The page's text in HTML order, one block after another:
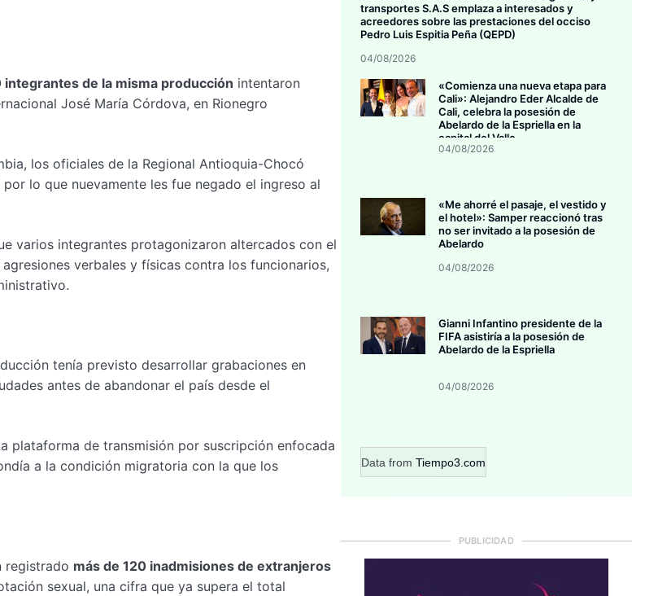
integrantes de la misma producción intentaron
José María Córdova, en Rionegro
los oficiales de la Regional Antioquia-Chocó
lo que nuevamente les fue negado el ingreso al
varios integrantes protagonizaron altercados con el
verbales y físicas contra los funcionarios,
tenía previsto desarrollar grabaciones en
antes de abandonar el país desde el
plataforma de transmisión por suscripción enfocada
a la condición migratoria con la que los
registrado más de 120 inadmisiones de extranjeros
sexual, una cifra que ya supera el total
transportes S.A.S emplaza a interesados y
acreedores sobre las prestaciones del occiso
Pedro Luis Espitia Peña (QEPD)
04/08/2026
«Comienza una nueva etapa para
Cali»: Alejandro Eder Alcalde de
Cali, celebra la posesión de
Abelardo de la Espriella en la
capital del Valle
04/08/2026
«Me ahorré el pasaje, el vestido y
el hotel»: Samper reaccionó tras
no ser invitado a la posesión de
Abelardo
04/08/2026
Gianni Infantino presidente de la
FIFA asistiría a la posesión de
Abelardo de la Espriella
04/08/2026
Data from Tiempo3.com
PUBLICIDAD